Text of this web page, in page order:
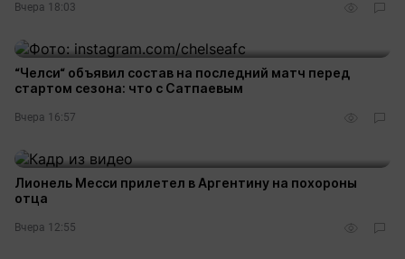
Вчера 18:03
“Челси“ объявил состав на последний матч перед
стартом сезона: что с Сатпаевым
Вчера 16:57
Лионель Месси прилетел в Аргентину на похороны
отца
Вчера 12:55